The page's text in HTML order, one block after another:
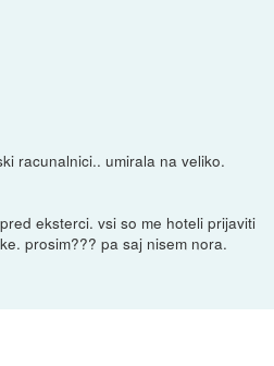
racunalnici.. umirala na veliko.
eksterci. vsi so me hoteli prijaviti
prosim??? pa saj nisem nora.